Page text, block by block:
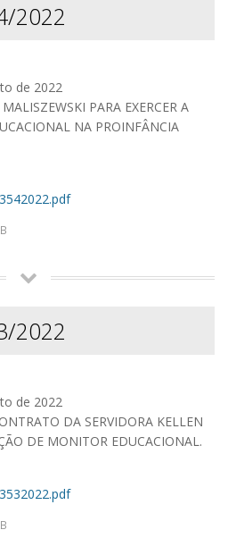
2022
de 2022
PARA EXERCER A
NA PROINFÂNCIA
2022
de 2022
DA SERVIDORA KELLEN
DE MONITOR EDUCACIONAL.